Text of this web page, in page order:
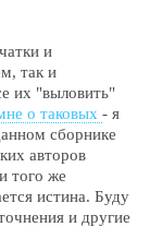
и
так и
их "выловить"
о таковых- я
сборнике
авторов
того же
истина. Буду
и другие